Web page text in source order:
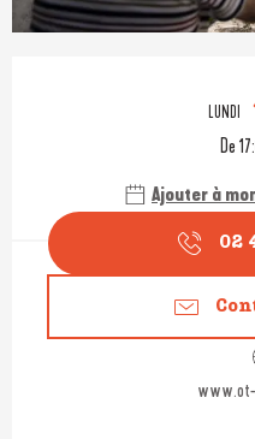
Ouverture et
LUNDI
De
Ajouter à
02
www.ot-